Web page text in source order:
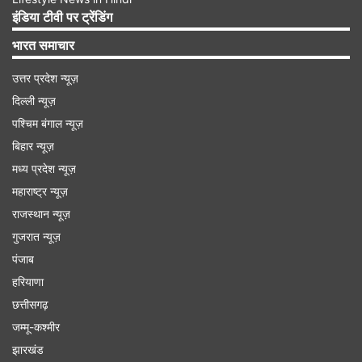
इंडिया टीवी पर ट्रेंडिंग
भारत समाचार
उत्तर प्रदेश न्यूज़
दिल्ली न्यूज़
पश्चिम बंगाल न्यूज़
बिहार न्यूज़
मध्य प्रदेश न्यूज़
महाराष्ट्र न्यूज़
राजस्थान न्यूज़
गुजरात न्यूज़
पंजाब
हरियाणा
छत्तीसगढ़
जम्मू-कश्मीर
झारखंड